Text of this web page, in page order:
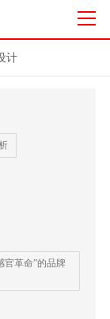
计
官革命”的品牌